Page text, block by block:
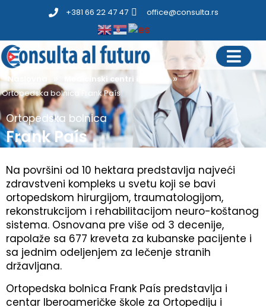
+381 66 22 47 47 office@consulta.rs
Naslovna Medicinski centri i klinike »
Ortopedska bolnica Frank País
Ortopedska bolnica
Frank País
Na površini od 10 hektara predstavlja najveći
zdravstveni kompleks u svetu koji se bavi
ortopedskom hirurgijom, traumatologijom,
rekonstrukcijom i rehabilitacijom neuro-koštanog
sistema. Osnovana pre više od 3 decenije,
rapolaže sa 677 kreveta za kubanske pacijente i
sa jednim odeljenjem za lečenje stranih
državljana.
Ortopedska bolnica Frank País predstavlja i
centar Iberoameričke škole za Ortopediju i